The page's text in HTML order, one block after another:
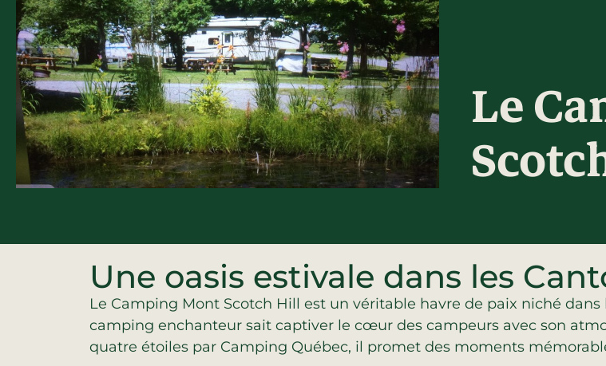
Le
Une oasis estivale dans les
Le Camping Mont Scotch Hill est un véritable havre de paix niché dans
camping enchanteur sait captiver le cœur des campeurs avec son
quatre étoiles par Camping Québec, il promet des moments